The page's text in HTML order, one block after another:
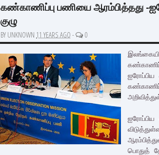
கண்காணிப்பு பணியை ஆரம்பித்தது -
குழு
BY UNKNOWN 11 YEARS AGO - 0
பொதுத்